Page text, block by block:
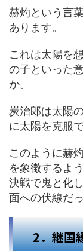
赫灼という言
あります。
これは太陽を
の子といった
か。
炭治郎は太陽
に太陽を克服
このように赫
を象徴するよ
決戦で鬼と化
面への伏線だ
2．継国